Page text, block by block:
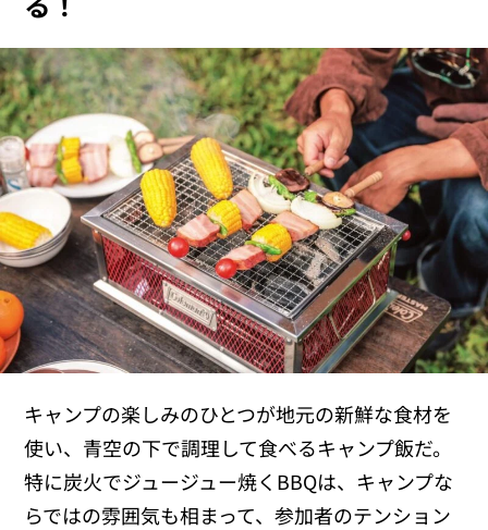
キャンプの楽しみのひとつが地元の新鮮な食材を
使い、青空の下で調理して食べるキャンプ飯だ。
特に炭火でジュージュー焼くBBQは、キャンプな
らではの雰囲気も相まって、参加者のテンション